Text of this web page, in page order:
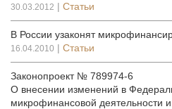
30.03.2012 | Статьи
В России узаконят
16.04.2010 | Статьи
Законопроект № 789974-6
О внесении изменений в
микрофинансовой деятельности